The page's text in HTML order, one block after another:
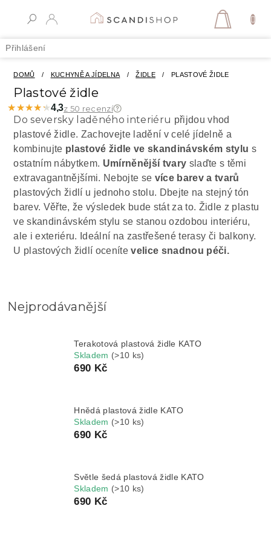
Přihlášení
DOMŮ / KUCHYNĚ A JÍDELNA / ŽIDLE / PLASTOVÉ ŽIDLE
Plastové židle
★★★★★
★★★★★4,3z 50 recenzí
Do seversky laděného interiéru přijdou vhod
plastové židle. Zachovejte ladění v celé jídelně a
kombinujte plastové židle ve skandinávském stylu s
ostatním nábytkem. Umírněnější tvary slaďte s těmi
extravagantnějšími. Nebojte se více barev a tvarů
plastových židlí u jednoho stolu. Dbejte na stejný tón
barev. Věřte, že výsledek bude stát za to. Židle z plastu
ve skandinávském stylu se stanou ozdobou interiéru,
ale i exteriéru. Ideální na zastřešené terasy či balkony.
U plastových židlí ocenítevelice snadnou péči.
Nejprodávanější
Terakotová plastová židle KATO
Skladem (>10 ks)
690 Kč
Hnědá plastová židle KATO
Skladem (>10 ks)
690 Kč
Světle šedá plastová židle KATO
Skladem (>10 ks)
690 Kč